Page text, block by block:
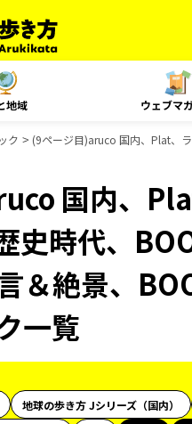
地域 ウェブマ
ク (9ページ目)aruco 国内、Plat、
国内、
史時代、
＆絶景、
一覧
地球の歩き方 Jシリーズ（国内）